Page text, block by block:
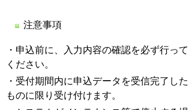
注意事項
・申込前に、入力内容の確認を必ず行って
ください。
・受付期間内に申込データを受信完了した
ものに限り受け付けます。